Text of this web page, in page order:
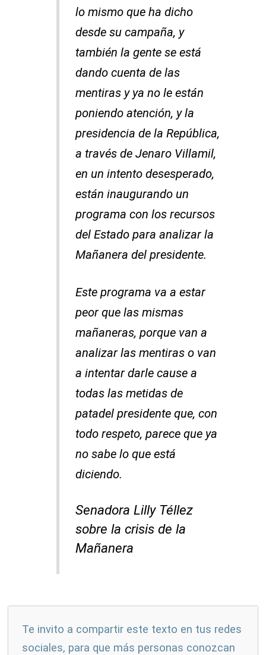
lo mismo que ha dicho
desde su campaña, y
también la gente se está
dando cuenta de las
mentiras y ya no le están
poniendo atención, y la
presidencia de la República,
a través de Jenaro Villamil,
en un intento desesperado,
están inaugurando un
programa con los recursos
del Estado para analizar la
Mañanera del presidente.
Este programa va a estar
peor que las mismas
mañaneras, porque van a
analizar las mentiras o van
a intentar darle cause a
todas las metidas de
patadel presidente que, con
todo respeto, parece que ya
no sabe lo que está
diciendo.
Senadora Lilly Téllez
sobre la crisis de la
Mañanera
Te invito a compartir este texto en tus redes
sociales, para que más personas conozcan